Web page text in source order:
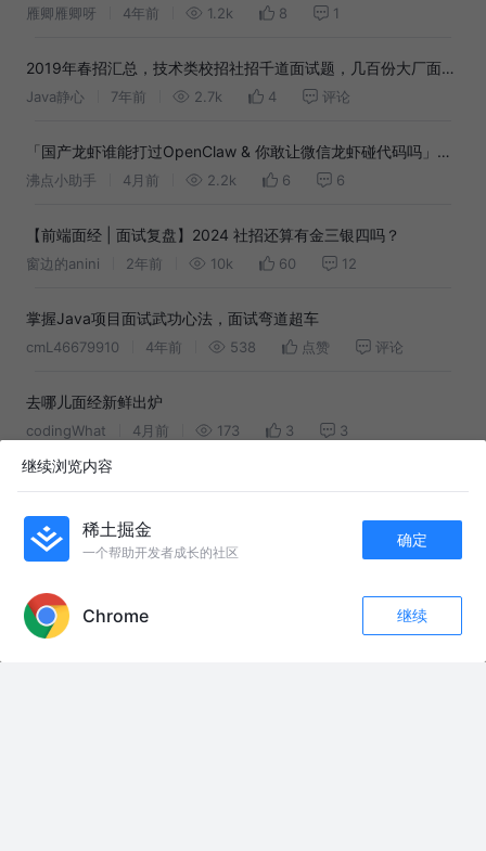
688
雁卿雁卿呀 4年前 1.2k 8 1
2019年春招汇总，技术类校招社招千道面试题，几百份大厂面经
（附答案+考点）
Java静心 7年前 2.7k 4 评论
「国产龙虾谁能打过OpenClaw & 你敢让微信龙虾碰代码吗」沸
点获奖名单公示｜本周互动话题上新🎊
沸点小助手 4月前 2.2k 6 6
【前端面经 | 面试复盘】2024 社招还算有金三银四吗？
窗边的anini 2年前 10k 60 12
掌握Java项目面试武功心法，面试弯道超车
cmL46679910 4年前 538 点赞 评论
去哪儿面经新鲜出炉
codingWhat 4月前 173 3 3
用嘴写代码
26丨超前56(主页置顶视频可提前看12集) 阴神劫真相#轮回寻仙路#苟道流#
乔宇动画#沙雕修仙动画
继续浏览内容
稀土掘金
一个帮助开发者成长的社区
确定
Chrome 继续